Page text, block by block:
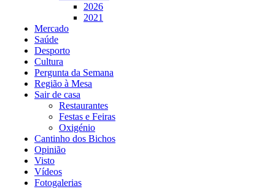
2026
2021
Mercado
Saúde
Desporto
Cultura
Pergunta da Semana
Região à Mesa
Sair de casa
Restaurantes
Festas e Feiras
Oxigénio
Cantinho dos Bichos
Opinião
Visto
Vídeos
Fotogalerias